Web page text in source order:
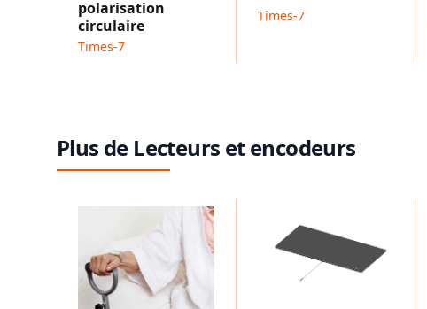
polarisation
circulaire
Times-7
Times-7
Plus de Lecteurs et encodeurs